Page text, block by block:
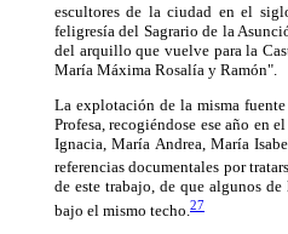
escultores de la ciudad en el
feligresía del Sagrario de la
del arquillo que vuelve para la
María Máxima Rosalía y Ramón".
La explotación de la misma
Profesa, recogiéndose ese año en
Ignacia, María Andrea, María
referencias documentales por
de este trabajo, de que algunos
bajo el mismo techo. 27